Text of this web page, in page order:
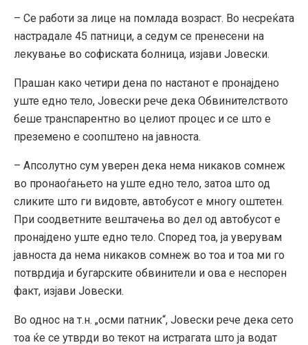
– Се работи за лице на помлада возраст. Во несреќата
настрадале 45 патници, а седум се пренесени на
лекување во софиската болница, изјави Јовески.
Прашан како четири дена по настанот е пронајдено
уште едно тело, Јовески рече дека Обвинителството
беше транспарентно во целиот процес и се што е
преземено е соопштено на јавноста.
– Апсолутно сум уверен дека нема никаков сомнеж
во пронаоѓањето на уште едно тело, затоа што од
сликите што ги видовте, автобусот е многу оштетен.
При соодветните вештачења во дел од автобусот е
пронајдено уште едно тело. Според тоа, ја уверувам
јавноста да нема никаков сомнеж во тоа и тоа ми го
потврдија и бугарските обвинители и ова е неспорен
факт, изјави Јовески.
Во однос на т.н. „осми патник“, Јовески рече дека сето
тоа ќе се утврди во текот на истрагата што ја водат